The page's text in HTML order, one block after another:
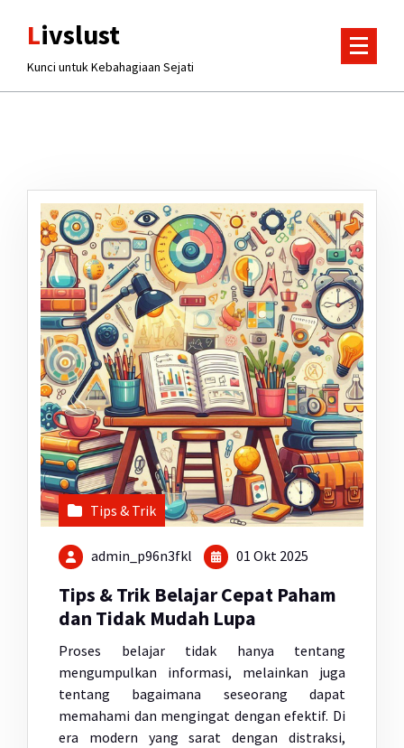
Livslust
Kunci untuk Kebahagiaan Sejati
Tips & Trik
admin_p96n3fkl 01 Okt 2025
Tips & Trik Belajar Cepat Paham
dan Tidak Mudah Lupa
Proses belajar tidak hanya tentang
mengumpulkan informasi, melainkan juga
tentang bagaimana seseorang dapat
memahami dan mengingat dengan efektif. Di
era modern yang sarat dengan distraksi,